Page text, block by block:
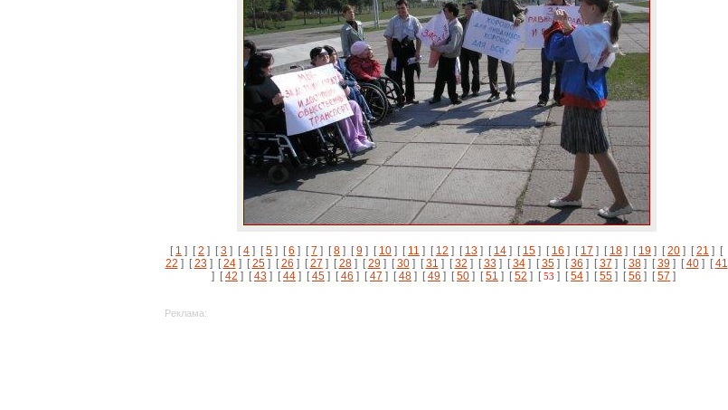
[ 1 ] [2 ] [3 ] [4 ] [5 ] [6 ] [7 ] [8 ] [9 ] [ 10 ] [ 11 ] [ 12 ] [ 13 ] [ 14 ] [ 15 ] [ 16 ] [ 17 ] [ 18 ] [ 19 ] [20 ] [21 ] [
22 ] [23 ] [24] [25] [26 ] [27 ] [28] [29 ] [30] [31 ] [32 ] [33 ] [34] [35] [36 ] [37 ] [38] [39 ] [40] [41
] [42 ] [43 ] [44 ] [45 ] [46 ] [47 ] [48 ] [49 ] [50 ] [51 ] [52 ] [53 ] [54 ] [55 ] [56 ] [57 ]
Реклама: